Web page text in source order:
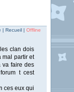
| Recueil | Offline
clan dois
mal partir et
va faire des
t cest
ces eux qui